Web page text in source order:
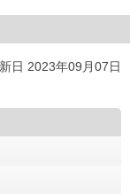
日 2023年09月07日